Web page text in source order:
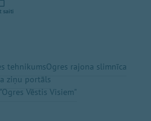
saiti
tehnikumsOgres rajona slimnīca
ziņu portāls
"Ogres Vēstis Visiem"